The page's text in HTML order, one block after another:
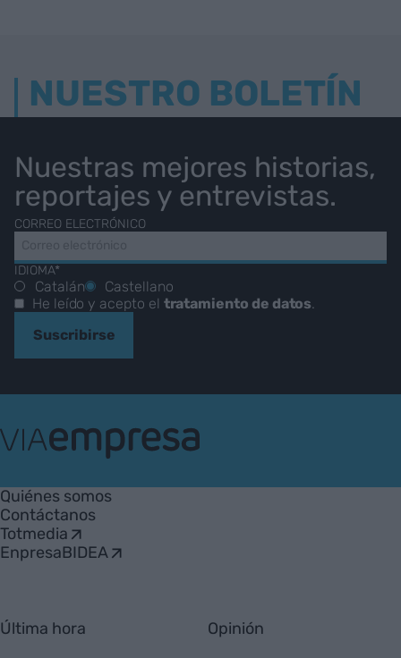
NUESTRO BOLETÍN
Nuestras mejores historias,
reportajes y entrevistas.
CORREO ELECTRÓNICO
IDIOMA*
Catalán
Castellano
He leído y acepto el tratamiento de datos.
Suscribirse
Empresa
Quiénes somos
Contáctanos
Totmedia
EnpresaBIDEA
Última hora Opinión